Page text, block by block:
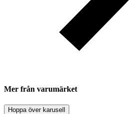
Mer från varumärket
Hoppa över karusell